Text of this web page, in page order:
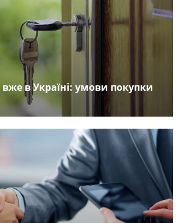
вже в Україні: умови покупки